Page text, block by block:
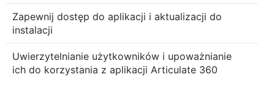
Zapewnij dostęp do aplikacji i aktualizacji do
instalacji
Uwierzytelnianie użytkowników i upoważnianie
ich do korzystania z aplikacji Articulate 360